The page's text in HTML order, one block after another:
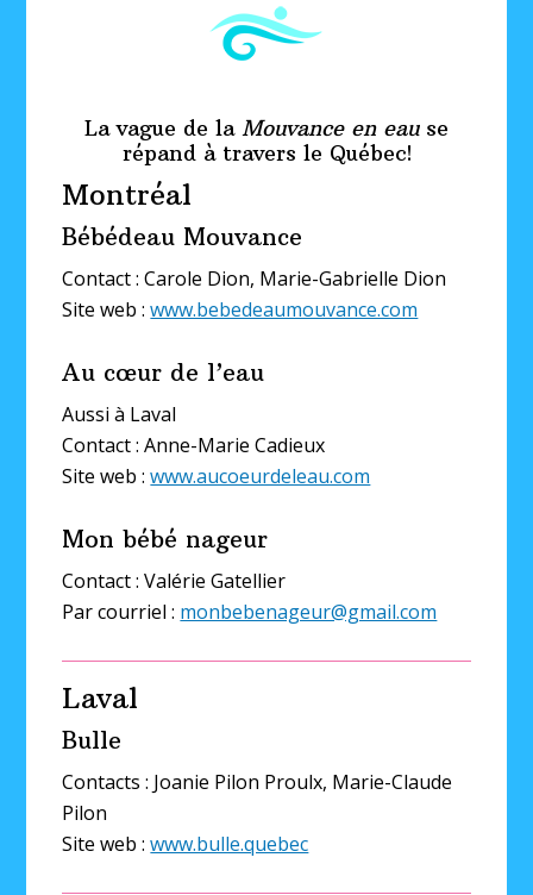
La vague de la Mouvance en eause
répand à travers le Québec!
Montréal
Bébédeau Mouvance
Contact : Carole Dion, Marie-Gabrielle Dion
Site web :www.bebedeaumouvance.com
Au cœur de l’eau
Aussi à Laval
Contact : Anne-Marie Cadieux
Site web :www.aucoeurdeleau.com
Mon bébé nageur
Contact : Valérie Gatellier
Par courriel : monbebenageur@gmail.com
Laval
Bulle
Contacts : Joanie Pilon Proulx, Marie-Claude
Pilon
Site web :www.bulle.quebec